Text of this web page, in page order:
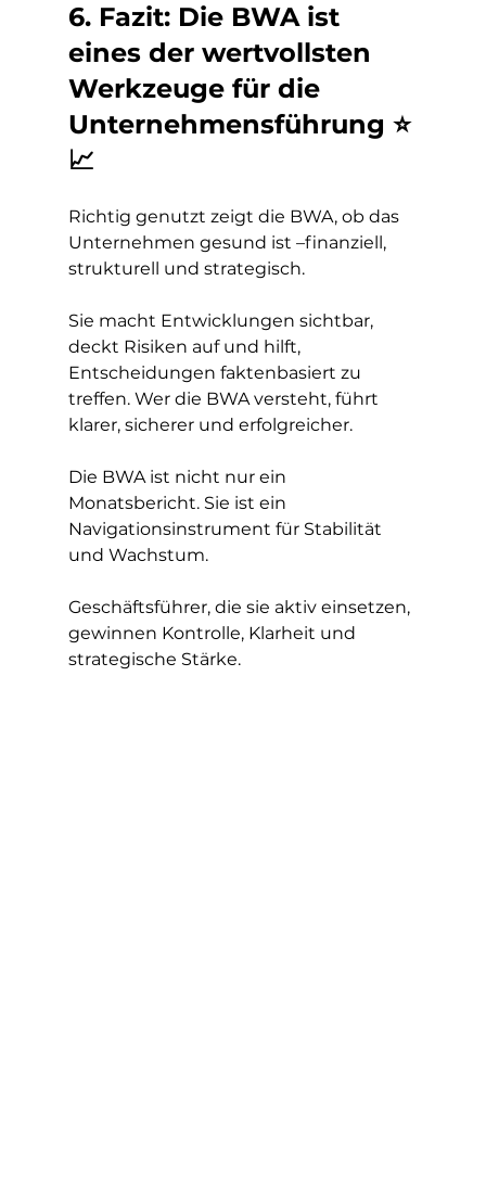
6. Fazit: Die BWA ist
eines der wertvollsten
Werkzeuge für die
Unternehmensführung ⭐
📈
Richtig genutzt zeigt die BWA, ob das
Unternehmen gesund ist –finanziell,
strukturell und strategisch.
Sie macht Entwicklungen sichtbar,
deckt Risiken auf und hilft,
Entscheidungen faktenbasiert zu
treffen. Wer die BWA versteht, führt
klarer, sicherer und erfolgreicher.
Die BWA ist nicht nur ein
Monatsbericht. Sie ist ein
Navigationsinstrument für Stabilität
und Wachstum.
Geschäftsführer, die sie aktiv einsetzen,
gewinnen Kontrolle, Klarheit und
strategische Stärke.